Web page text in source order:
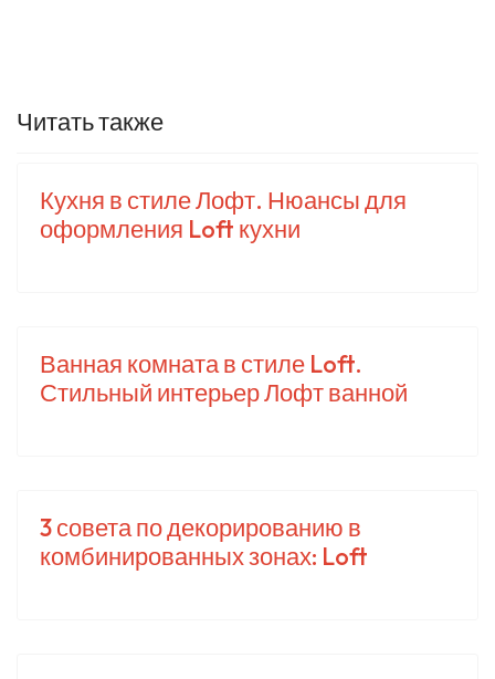
Читать также
Кухня в стиле Лофт. Нюансы для
оформления Loft кухни
Ванная комната в стиле Loft.
Стильный интерьер Лофт ванной
3 совета по декорированию в
комбинированных зонах: Loft